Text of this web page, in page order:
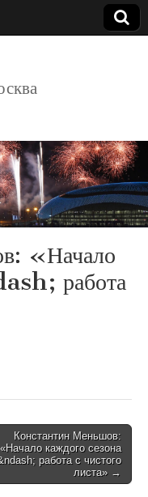
«Начало
работа
Константин Меньшов:
«Начало каждого сезона
работа с чистого
листа» →